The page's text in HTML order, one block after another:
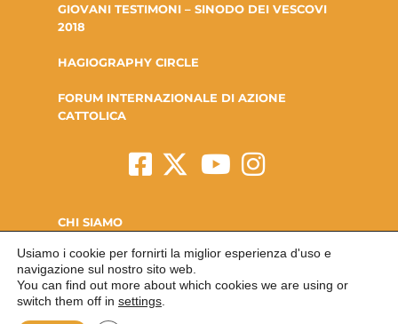
GIOVANI TESTIMONI – SINODO DEI VESCOVI
2018
HAGIOGRAPHY CIRCLE
FORUM INTERNAZIONALE DI AZIONE
CATTOLICA
CHI SIAMO
LA FONDAZIONE
CONTATTI
Usiamo i cookie per fornirti la miglior esperienza d'uso e
navigazione sul nostro sito web.
You can find out more about which cookies we are using or
switch them off in settings